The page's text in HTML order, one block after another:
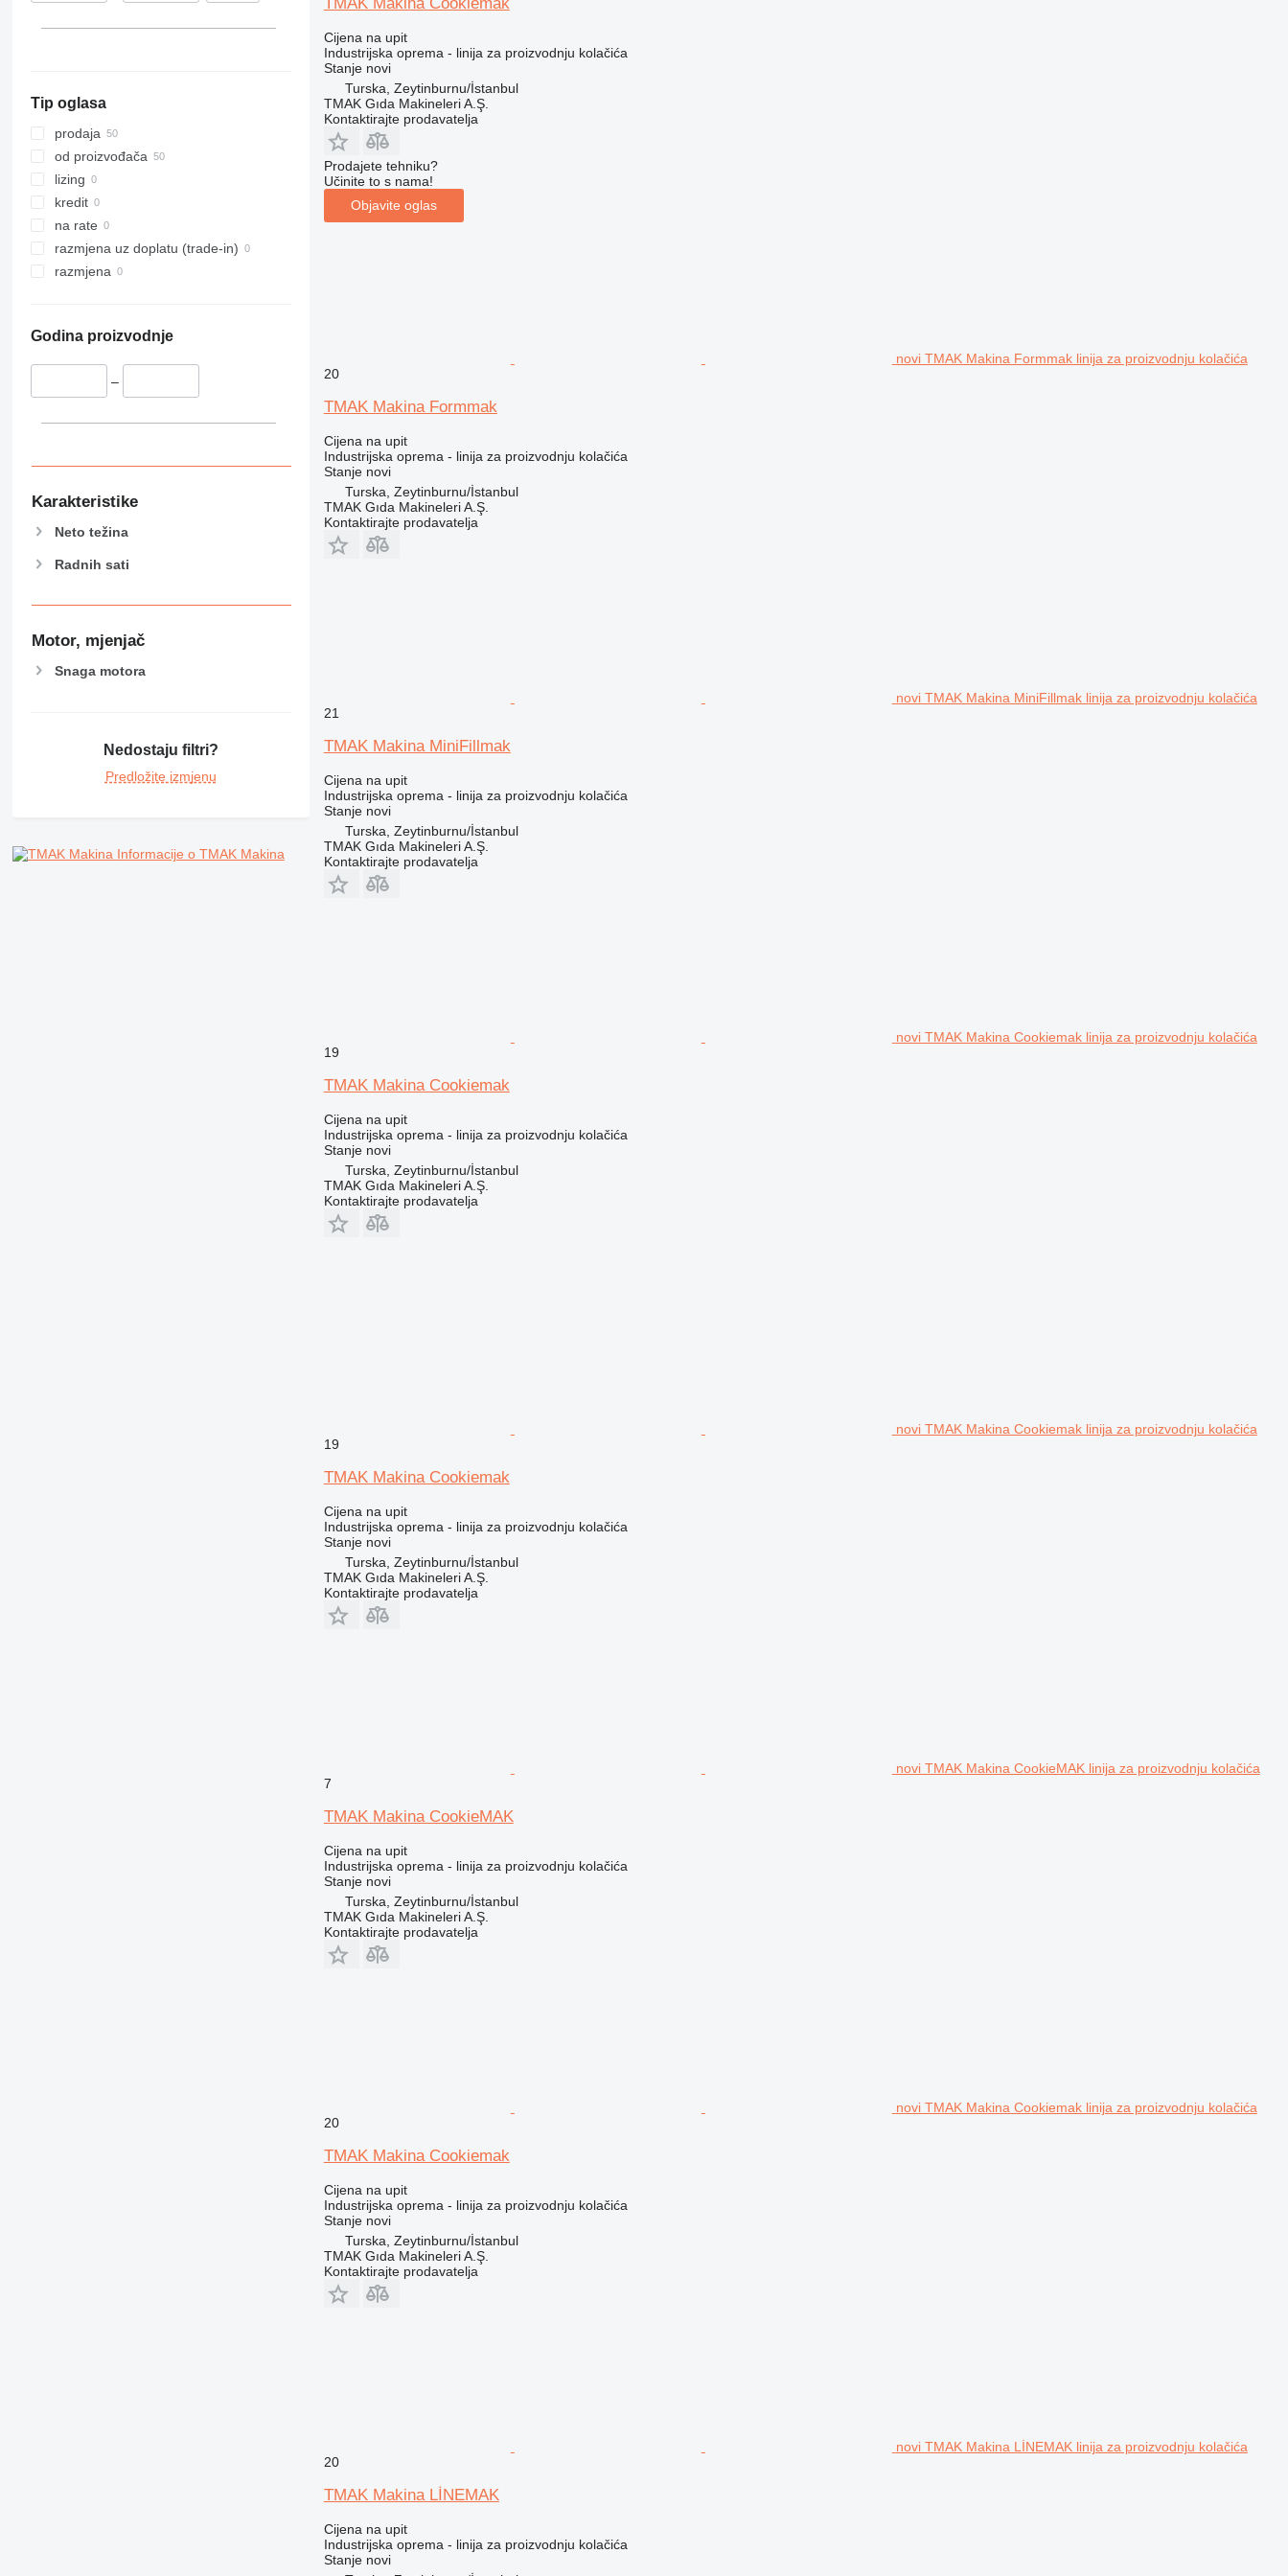
Tip oglasa
prodaja
od proizvođača
lizing
kredit
na rate
razmjena uz doplatu (trade-in)
razmjena
Godina proizvodnje
–
Karakteristike
Neto težina
Radnih sati
Motor, mjenjač
Snaga motora
Nedostaju filtri?
Predložite izmjenu
Informacije o TMAK Makina
Cijena na upit
Industrijska oprema - linija za proizvodnju kolačića
Stanjenovi
Turska, Zeytinburnu/İstanbul
TMAK Gıda Makineleri A.Ş.
Kontaktirajte prodavatelja
Prodajete tehniku?
Učinite to s nama!
Objavite oglas
novi TMAK Makina Formmak linija za proizvodnju kolačića
20
TMAK Makina Formmak
Cijena na upit
Industrijska oprema - linija za proizvodnju kolačića
Stanjenovi
Turska, Zeytinburnu/İstanbul
TMAK Gıda Makineleri A.Ş.
Kontaktirajte prodavatelja
novi TMAK Makina MiniFillmak linija za proizvodnju kolačića
21
TMAK Makina MiniFillmak
Cijena na upit
Industrijska oprema - linija za proizvodnju kolačića
Stanjenovi
Turska, Zeytinburnu/İstanbul
TMAK Gıda Makineleri A.Ş.
Kontaktirajte prodavatelja
novi TMAK Makina Cookiemak linija za proizvodnju kolačića
19
TMAK Makina Cookiemak
Cijena na upit
Industrijska oprema - linija za proizvodnju kolačića
Stanjenovi
Turska, Zeytinburnu/İstanbul
TMAK Gıda Makineleri A.Ş.
Kontaktirajte prodavatelja
novi TMAK Makina Cookiemak linija za proizvodnju kolačića
19
TMAK Makina Cookiemak
Cijena na upit
Industrijska oprema - linija za proizvodnju kolačića
Stanjenovi
Turska, Zeytinburnu/İstanbul
TMAK Gıda Makineleri A.Ş.
Kontaktirajte prodavatelja
novi TMAK Makina CookieMAK linija za proizvodnju kolačića
7
TMAK Makina CookieMAK
Cijena na upit
Industrijska oprema - linija za proizvodnju kolačića
Stanjenovi
Turska, Zeytinburnu/İstanbul
TMAK Gıda Makineleri A.Ş.
Kontaktirajte prodavatelja
novi TMAK Makina Cookiemak linija za proizvodnju kolačića
20
TMAK Makina Cookiemak
Cijena na upit
Industrijska oprema - linija za proizvodnju kolačića
Stanjenovi
Turska, Zeytinburnu/İstanbul
TMAK Gıda Makineleri A.Ş.
Kontaktirajte prodavatelja
novi TMAK Makina LİNEMAK linija za proizvodnju kolačića
20
TMAK Makina LİNEMAK
Cijena na upit
Industrijska oprema - linija za proizvodnju kolačića
Stanjenovi